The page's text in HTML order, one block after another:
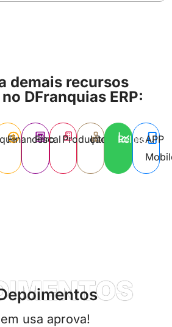
demais recursos
DFranquias ERP:
Financeiro
Fiscal ProduçãoIntegrações
Relatórios
APP
usa aprova!